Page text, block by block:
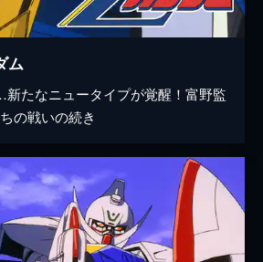
ム
たなニュータイプが覚醒！富野監
の戦いの続き